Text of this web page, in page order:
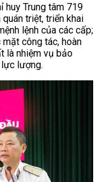
huy Trung tâm 719
triệt, triển khai
lệnh của các cấp;
công tác, hoàn
là nhiệm vụ bảo
lượng.